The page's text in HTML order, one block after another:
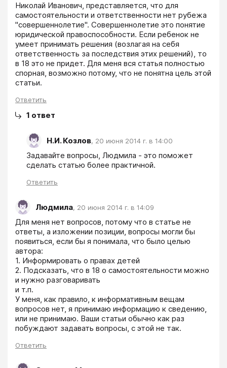
Николай Иванович, представляется, что для
самостоятельности и ответственности нет рубежа
"совершеннолетие". Совершеннолетие это понятие
юридической правоспособности. Если ребенок не
умеет принимать решения (возлагая на себя
ответственность за последствия этих решений), то
в 18 это не придет. Для меня вся статья полностью
спорная, возможно потому, что не понятна цель этой
статьи.
Ответить
1 ответ
Н.И. Козлов, 20 июня 2014 г. в 14:00
Задавайте вопросы, Людмила - это поможет
сделать статью более практичной.
Ответить
Людмила, 20 июня 2014 г. в 14:09
Для меня нет вопросов, потому что в статье не
ответы, а изложении позиции, вопросы могли бы
появиться, если бы я понимала, что было целью
автора:
1. Информировать о правах детей
2. Подсказать, что в 18 о самостоятельности можно
и нужно разговаривать
и т.п.
У меня, как правило, к информативным вещам
вопросов нет, я принимаю информацию к сведению,
или не принимаю. Ваши статьи обычно как раз
побуждают задавать вопросы, с этой не так.
Ответить